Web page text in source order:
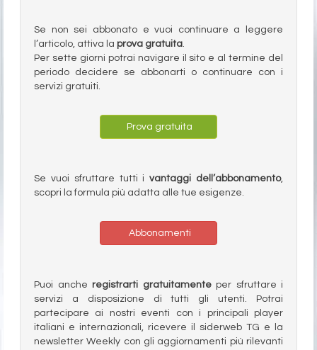
Se non sei abbonato e vuoi continuare a leggere
l’articolo, attiva la prova gratuita.
Per sette giorni potrai navigare il sito e al termine del
periodo decidere se abbonarti o continuare con i
servizi gratuiti.
Prova gratuita
Se vuoi sfruttare tutti ivantaggi dell’abbonamento,
scopri la formula più adatta alle tue esigenze.
Abbonamenti
Puoi anche registrarti gratuitamenteper sfruttare i
servizi a disposizione di tutti gli utenti. Potrai
partecipare ai nostri eventi con i principali player
italiani e internazionali, ricevere il siderweb TG e la
newsletter Weekly con gli aggiornamenti più rilevanti